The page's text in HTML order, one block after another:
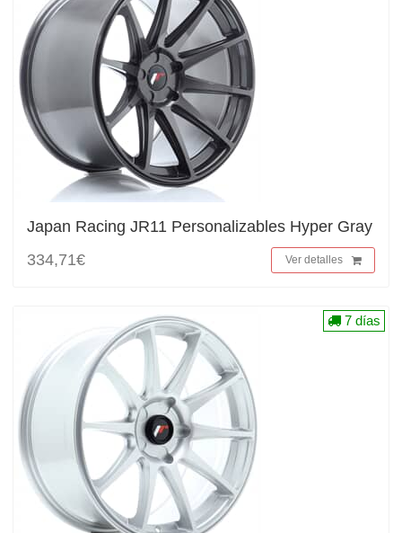
Japan Racing JR11 Personalizables Hyper Gray
334,71€
Ver detalles
7 días